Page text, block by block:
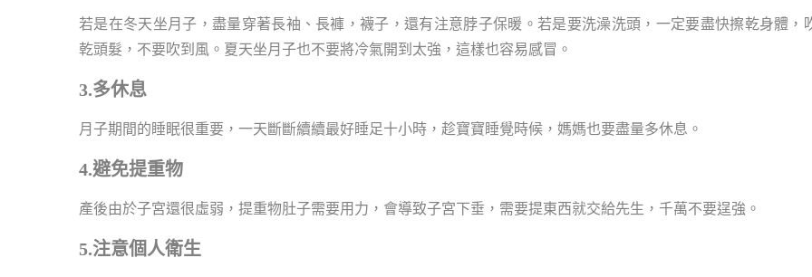
若是在冬天坐月子，盡量穿著長袖、長褲，襪子，還有注意脖子保暖。若是要洗澡洗頭，一定要盡快擦乾身體，
乾頭髮，不要吹到風。夏天坐月子也不要將冷氣開到太強，這樣也容易感冒。
3.多休息
月子期間的睡眠很重要，一天斷斷續續最好睡足十小時，趁寶寶睡覺時候，媽媽也要盡量多休息。
4.避免提重物
產後由於子宮還很虛弱，提重物肚子需要用力，會導致子宮下垂，需要提東西就交給先生，千萬不要逞強。
5.注意個人衛生